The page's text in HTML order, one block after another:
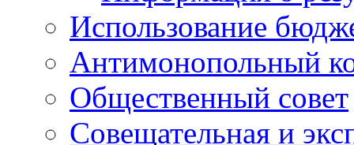
Использование
Антимонопольный
Общественный совет
Совещательная и